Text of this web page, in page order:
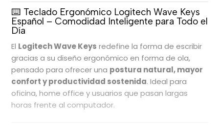
⌨️ Teclado Ergonómico Logitech Wave Keys
Español – Comodidad Inteligente para Todo el
Día
El Logitech Wave Keys redefine la forma de escribir
gracias a su diseño ergonómico en forma de ola,
pensado para ofrecer una postura natural, mayor
confort y productividad sostenida. Ideal para
oficina, home office y usuarios que pasan largas
horas frente al computador.